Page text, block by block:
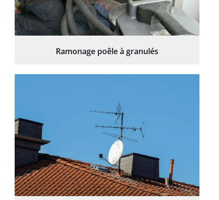
Ramonage poêle à granulés